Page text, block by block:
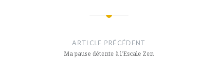
ARTICLE PRÉCÉDENT
Ma pause détente à l’Escale Zen